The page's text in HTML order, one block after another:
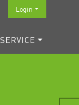
Login
SERVICE